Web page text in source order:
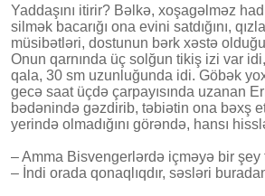
Yaddaşını itirir? Bəlkə, xoşagəlməz
silmək bacarığı ona evini satdığını,
müsibətləri, dostunun bərk xəstə
Onun qarnında üç solğun tikiş izi var
qala, 30 sm uzunluğunda idi. Göbək
gecə saat üçdə çarpayısında uzanan
bədənində gəzdirib, təbiətin ona bəxş
yerində olmadığını görəndə, hansı
– Amma Bisvengerlərdə içməyə bir şey
– İndi orada qonaqlıqdır, səsləri